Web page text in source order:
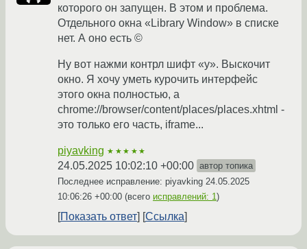
которого он запущен. В этом и проблема.
Отдельного окна «Library Window» в списке
нет. А оно есть ©
Ну вот нажми контрл шифт «y». Выскочит
окно. Я хочу уметь курочить интерфейс
этого окна полностью, а
chrome://browser/content/places/places.xhtml -
это только его часть, iframe...
piyavking ★★★★★
24.05.2025 10:02:10 +00:00 автор топика
Последнее исправление: piyavking 24.05.2025
10:06:26 +00:00 (всего исправлений: 1)
Показать ответ Ссылка